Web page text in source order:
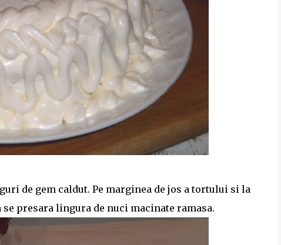
de gem caldut. Pe marginea de jos a tortului si la
presara lingura de nuci macinate ramasa.